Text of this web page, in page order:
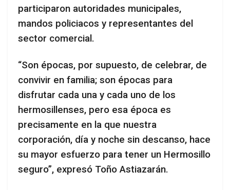
participaron autoridades municipales,
mandos policiacos y representantes del
sector comercial.
“Son épocas, por supuesto, de celebrar, de
convivir en familia; son épocas para
disfrutar cada una y cada uno de los
hermosillenses, pero esa época es
precisamente en la que nuestra
corporación, día y noche sin descanso, hace
su mayor esfuerzo para tener un Hermosillo
seguro”, expresó Toño Astiazarán.